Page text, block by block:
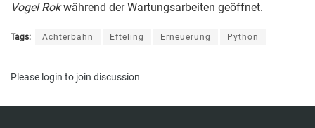
Vogel Rokwährend der Wartungsarbeiten geöffnet.
Tags: Achterbahn Efteling Erneuerung Python
Please login to join discussion